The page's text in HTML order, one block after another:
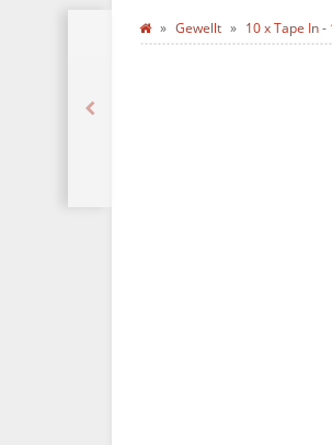
Gewellt 10 x Tape In -